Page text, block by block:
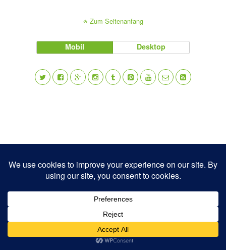
Zum Seitenanfang
Mobil Desktop